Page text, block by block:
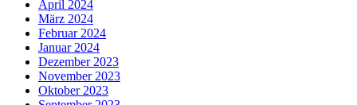
April 2024
März 2024
Februar 2024
Januar 2024
Dezember 2023
November 2023
Oktober 2023